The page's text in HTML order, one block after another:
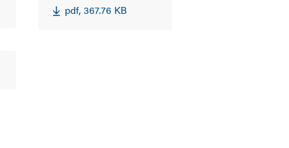
pdf, 367.76 KB